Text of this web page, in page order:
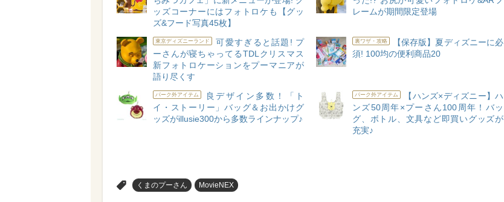
ッズコーナーにはフォトロケも【グッ
ズ&フード写真45枚】
レームが期間限定登場
東京ディズニーランド
可愛すぎると話題! プ
ーさんが寝ちゃってるTDLクリスマス
新フォトロケーションをプーマニアが
語り尽くす
裏ワザ・攻略
【保存版】夏ディズニーに必
須! 100均の便利商品20
パーク外アイテム
良デザイン多数！「ト
イ・ストーリー」バッグ＆お出かけグ
ッズがillusie300から多数ラインナップ♪
パーク外アイテム
【ハンズ×ディズニー】ハ
ンズ50周年×プーさん100周年！バッ
グ、ボトル、文具など即買いグッズが
充実♪
くまのプーさん MovieNEX